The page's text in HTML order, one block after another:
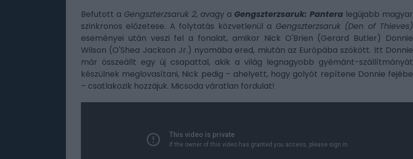
Befutott a Gengszterzsaruk 2, avagy a Gengszterzsaruk: Pantera legújabb magyar
szinkronos előzetese. A folytatás közvetlenül a Gengszterzsaruk (Den of Thieves)
eseményei után veszi fel a fonalat, amikor Nick O'Brien (Gerard Butler) Donnie
Wilson (O'Shea Jackson Jr.) nyomába ered, miután az Európába szökött. Itt Donnie
már összeállt egy új csapattal, akik a világ legnagyobb gyémánt-szállítmányát
készülnek meglovasítani, Nick pedig – ahelyett, hogy golyót repítene Donnie fejébe
– csatlakozik hozzájuk. Micsoda váratlan fordulat!